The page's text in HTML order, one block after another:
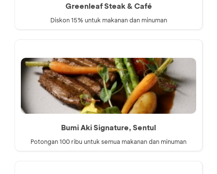
Greenleaf Steak & Café
Diskon 15% untuk makanan dan minuman
Bumi Aki Signature, Sentul
Potongan 100 ribu untuk semua makanan dan minuman